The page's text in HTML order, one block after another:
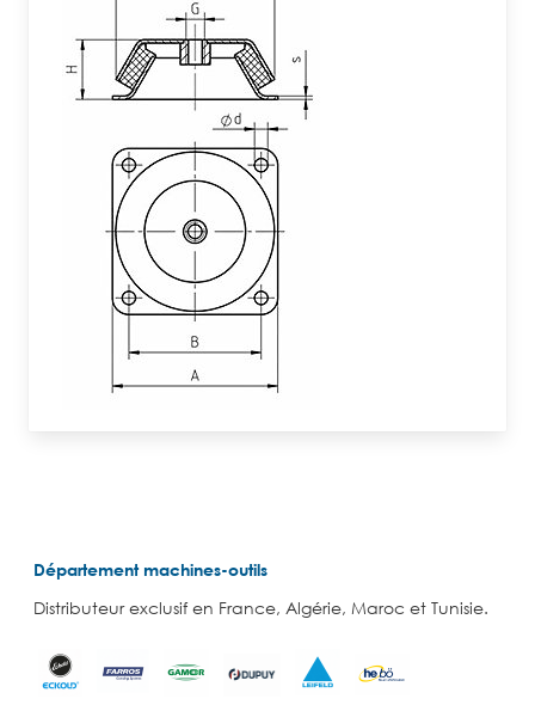
Département machines-outils
Distributeur exclusif en France, Algérie, Maroc et Tunisie.